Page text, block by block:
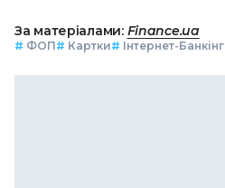
За матеріалами: Finance.ua
# ФОП# Картки# Інтернет-Банкінг